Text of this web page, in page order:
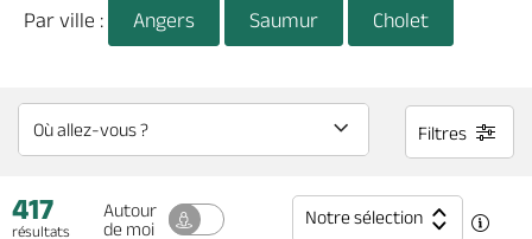
Dormir, manger
Séjours, cadeaux
Par ville : Angers Saumur Cholet
Filtres
417
résultats
Autour
de moi
Notre sélection